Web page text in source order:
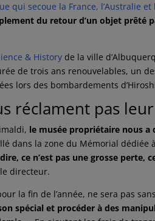
qui secoue la France, l’Australie et
du retour d’un objet prêté
& History de la ville
de trois ans renouvelables, un
lors des bombardements
réclament pas
le musée propriétaire nous a
dans la zone du Mémorial dédiée
ce n’est pas une grosse perte,
directeur.
la fin de l’année, ne sera pas
spécial et procéder à des